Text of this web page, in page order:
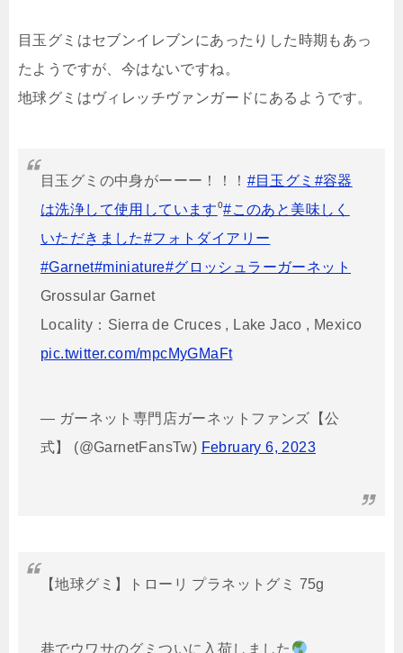
目玉グミはセブンイレブンにあったりした時期もあっ
たようですが、今はないですね。
地球グミはヴィレッチヴァンガードにあるようです。
目玉グミの中身がーーー！！！ #目玉グミ #容器
は洗浄して使用しています⁰#このあと美味しく
いただきました#フォトダイアリー
#Garnet#miniature#グロッシュラーガーネット
Grossular Garnet
Locality：Sierra de Cruces , Lake Jaco , Mexico
pic.twitter.com/mpcMyGMaFt
— ガーネット専門店ガーネットファンズ【公
式】 (@GarnetFansTw) February 6, 2023
【地球グミ】トローリ プラネットグミ 75g
巷でウワサのグミついに入荷しました